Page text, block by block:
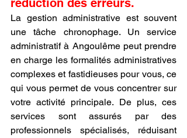
réduction des erreurs.
La gestion administrative est souvent
une tâche chronophage. Un service
administratif à Angoulême peut prendre
en charge les formalités administratives
complexes et fastidieuses pour vous, ce
qui vous permet de vous concentrer sur
votre activité principale. De plus, ces
services sont assurés par des
professionnels spécialisés, réduisant